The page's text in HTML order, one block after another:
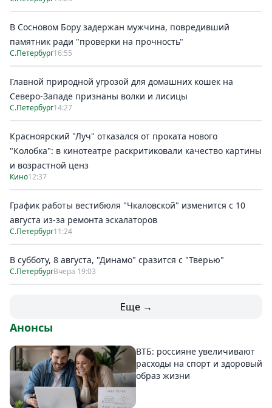
В Сосновом Бору задержан мужчина, повредивший
памятник ради "проверки на прочность"
С.Петербург16:55
Главной природной угрозой для домашних кошек на
Северо-Западе признаны волки и лисицы
С.Петербург14:27
Красноярский "Луч" отказался от проката нового
"Колобка": в кинотеатре раскритиковали качество картины
и возрастной ценз
Кино12:37
График работы вестибюля "Чкаловской" изменится с 10
августа из-за ремонта эскалаторов
С.Петербург11:24
В субботу, 8 августа, "Динамо" сразится с "Тверью"
С.ПетербургВчера 19:03
Еще →
Анонсы
ВТБ: россияне увеличивают
расходы на спорт и здоровый
образ жизни